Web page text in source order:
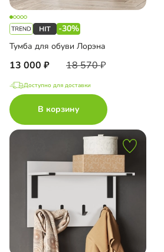
-30%
Тумба для обуви Лорэна
13 000 18 570
Доступно для доставки
В корзину